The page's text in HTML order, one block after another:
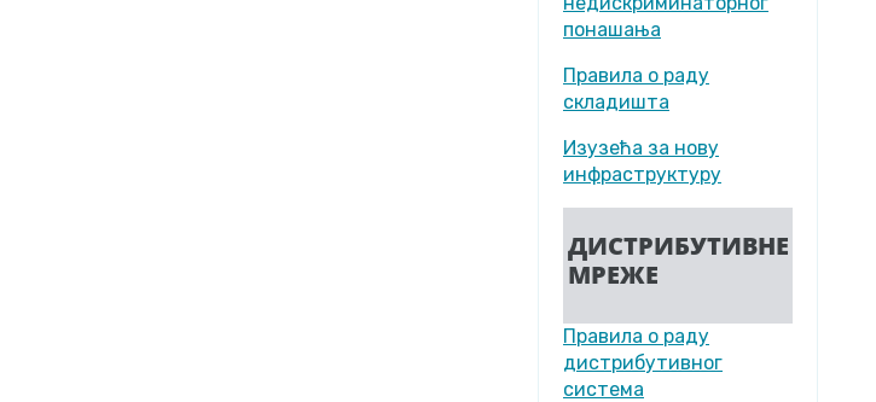
понашања
Правила о раду
складишта
Изузећа за нову
инфраструктуру
ДИСТРИБУТИВНЕ
МРЕЖЕ
Правила о раду
дистрибутивног
система